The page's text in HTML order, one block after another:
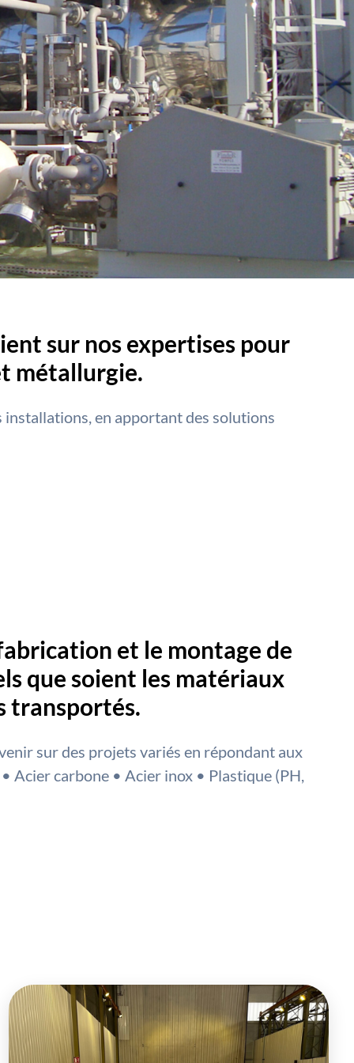
sur nos expertises pour
métallurgie.
installations, en apportant des solutions
et le montage de
que soient les matériaux
transportés.
sur des projets variés en répondant aux
Acier carbone • Acier inox • Plastique (PH,